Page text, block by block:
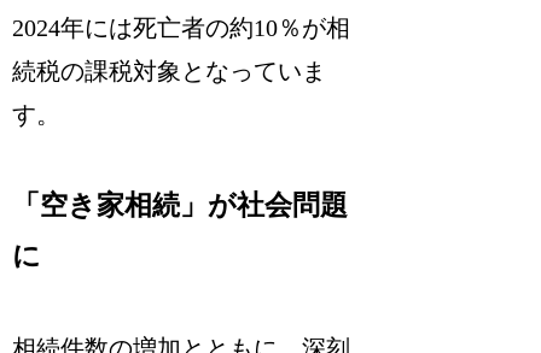
2024年には死亡者の約10％が相
続税の課税対象となっていま
す。
「空き家相続」が社会問題
に